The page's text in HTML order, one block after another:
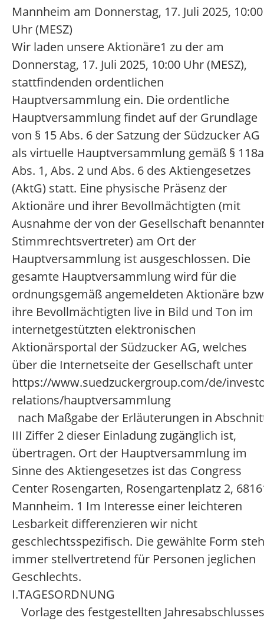
Mannheim am Donnerstag, 17. Juli 2025, 10:00
Uhr (MESZ)
Wir laden unsere Aktionäre1 zu der am
Donnerstag, 17. Juli 2025, 10:00 Uhr (MESZ),
stattfindenden ordentlichen
Hauptversammlung ein. Die ordentliche
Hauptversammlung findet auf der Grundlage
von § 15 Abs. 6 der Satzung der Südzucker AG
als virtuelle Hauptversammlung gemäß § 118a
Abs. 1, Abs. 2 und Abs. 6 des Aktiengesetzes
(AktG) statt. Eine physische Präsenz der
Aktionäre und ihrer Bevollmächtigten (mit
Ausnahme der von der Gesellschaft
Stimmrechtsvertreter) am Ort der
Hauptversammlung ist ausgeschlossen. Die
gesamte Hauptversammlung wird für die
ordnungsgemäß angemeldeten Aktionäre
ihre Bevollmächtigten live in Bild und Ton im
internetgestützten elektronischen
Aktionärsportal der Südzucker AG, welches
über die Internetseite der Gesellschaft unter
https://www.suedzuckergroup.com/de/
relations/hauptversammlung
nach Maßgabe der Erläuterungen in
III Ziffer 2 dieser Einladung zugänglich ist,
übertragen. Ort der Hauptversammlung im
Sinne des Aktiengesetzes ist das Congress
Center Rosengarten, Rosengartenplatz 2,
Mannheim. 1 Im Interesse einer leichteren
Lesbarkeit differenzieren wir nicht
geschlechtsspezifisch. Die gewählte Form
immer stellvertretend für Personen jeglichen
Geschlechts.
I.TAGESORDNUNG
Vorlage des festgestellten Jahresabschlusses